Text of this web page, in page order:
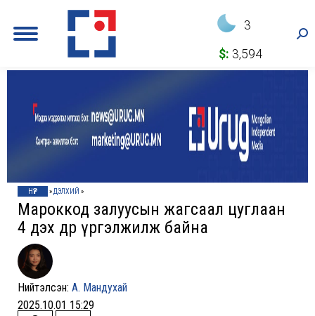
3
$: 3,594
НҮҮР »ДЭЛХИЙ »
Мароккод залуусын жагсаал цуглаан
4 дэх өдрөө үргэлжилж байна
Нийтэлсэн: А. Мандухай
2025.10.01 15:29